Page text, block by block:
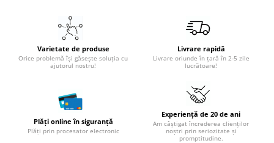
Varietate de produse
Orice problemă își găsește soluția cu
ajutorul nostru!
Livrare rapidă
Livrare oriunde în țară în 2-5 zile
lucrătoare!
Plăți online în siguranță
Plăți prin procesator electronic
Experiență de 20 de ani
Am câștigat încrederea clienților
noștri prin seriozitate și
promptitudine.